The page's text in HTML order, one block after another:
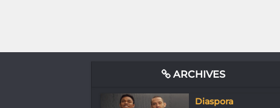
ARCHIVES
Diaspora